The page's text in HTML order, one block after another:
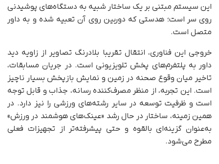
این سیستم مبتنی بر یک ساختار شبیه به دستگاه‌های پوشیدنی
روی سر است؛ هدستی که دوربین روی آن تعبیه شده و به داور
متصل است.
خروجی این فناوری، انتقال تقریبا بلادرنگ تصاویر از زاویه دید
داور به پلتفرم‌های پخش تلویزیونی است. در جریان مسابقات،
تاخیر میان وقوع صحنه در زمین و نمایش بازپخش بسیار ناچیز
است. این تجربه، از منظر مصرف‌کننده رسانه، جذاب و قابل توجه
است و ظرفیت توسعه در سایر رشته‌های ورزشی را نیز دارد. در
همین زمینه، ساختار در حال رشد «عینک‌های هوشمند در ورزش»
به‌عنوان گزینه‌ای بالقوه و حتی پیشرفته‌تر از تجهیزات فعلی
مطرح می‌شود.